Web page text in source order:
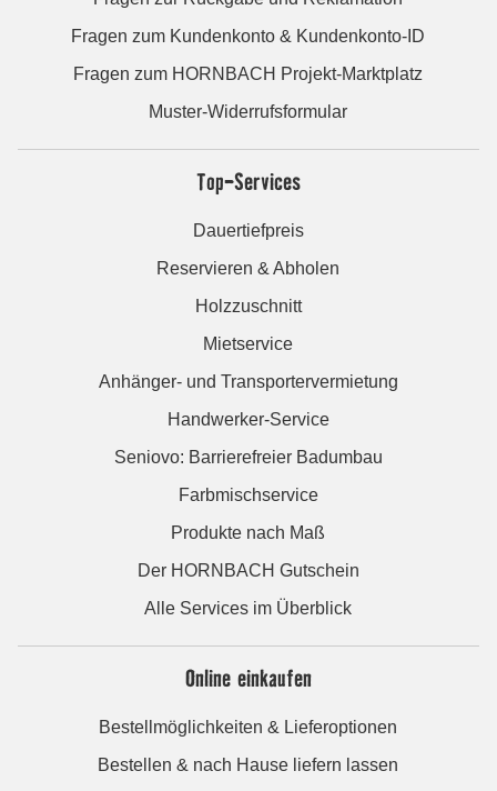
Fragen zum Kundenkonto & Kundenkonto-ID
Fragen zum HORNBACH Projekt-Marktplatz
Muster-Widerrufsformular
Top-Services
Dauertiefpreis
Reservieren & Abholen
Holzzuschnitt
Mietservice
Anhänger- und Transportervermietung
Handwerker-Service
Seniovo: Barrierefreier Badumbau
Farbmischservice
Produkte nach Maß
Der HORNBACH Gutschein
Alle Services im Überblick
Online einkaufen
Bestellmöglichkeiten & Lieferoptionen
Bestellen & nach Hause liefern lassen